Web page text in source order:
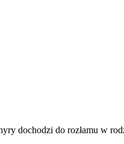
dochodzi do rozłamu w